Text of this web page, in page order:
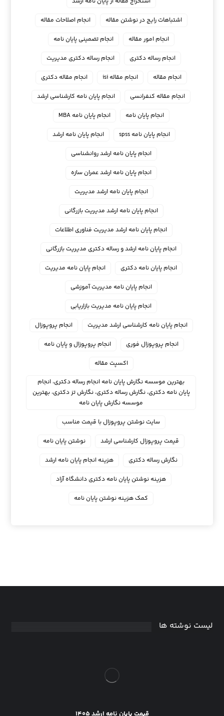
اشتباهات رایج در نوشتن مقاله
انجام اصلاحات مقاله
انجام امور مقاله
انجام تضمینی پایان نامه
انجام رساله دکتری
انجام رساله دکتری مدیریت
انجام مقاله
انجام مقاله isi
انجام مقاله دکتری
انجام مقاله کنفرانسی
انجام پايان نامه كارشناسي ارشد
انجام پایان نامه
انجام پایان نامه MBA
انجام پایان نامه spss
انجام پایان نامه ارشد
انجام پایان نامه ارشد روانشناسی
انجام پایان نامه ارشد عمران سازه
انجام پایان نامه ارشد مدیریت
انجام پایان نامه ارشد مدیریت بازرگانی
انجام پایان نامه ارشد مدیریت فناوری اطلاعات
انجام پایان نامه ارشد و رساله دکتری مدیریت بازرگانی
انجام پایان نامه دکتری
انجام پایان نامه مدیریت
انجام پایان نامه مدیریت آموزشی
انجام پایان نامه مدیریت بازاریابی
انجام پایان نامه کارشناسی ارشد مدیریت
انجام پروپوزال
انجام پروپوزال فوری
انجام پروپوزال و پایان نامه
اکسپت مقاله
بهترین موسسه نگارش پایان نامه انجام رساله دکتری، انجام
پایان نامه دکتری، نگارش رساله دکتری، نگارش تز دکتری، بهترین
موسسه نگارش پایان نامه
سایت نوشتن پروپوزال با قیمت مناسب
قیمت پروپوزال کارشناسی ارشد
نوشتن پایان نامه
نگارش رساله دکتری
هزینه انجام پایان نامه ارشد
هزینه نوشتن پایان نامه دکتری دانشگاه آزاد
کمک هزینه نوشتن پایان نامه
لیست نوشته ها